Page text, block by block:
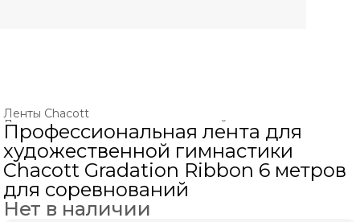
Ленты Chacott
Ленты и палочки для художественной гимнастики
ХУДОЖЕСТВЕННАЯ ГИМНАСТИКА ›
Главная ›
Профессиональная лента для
художественной гимнастики
Chacott Gradation Ribbon 6 метров
для соревнований
Нет в наличии